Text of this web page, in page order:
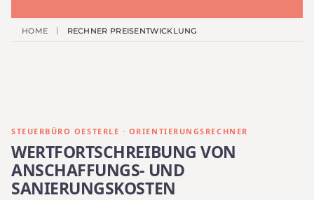
HOME RECHNER PREISENTWICKLUNG
STEUERBÜRO OESTERLE · ORIENTIERUNGSRECHNER
WERTFORTSCHREIBUNG VON
ANSCHAFFUNGS- UND
SANIERUNGSKOSTEN